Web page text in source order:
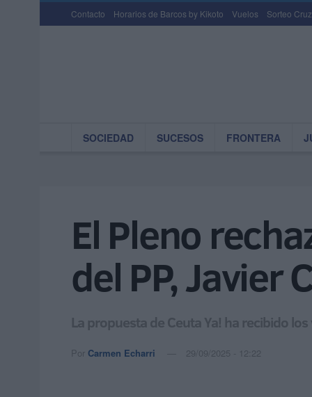
Contacto Horarios de Barcos by Kikoto Vuelos Sorteo
SOCIEDAD SUCESOS FRONTERA
El Pleno
del PP, Javier
La propuesta de Ceuta Ya! ha recibido
Por Carmen Echarri 29/09/2025 - 12:22